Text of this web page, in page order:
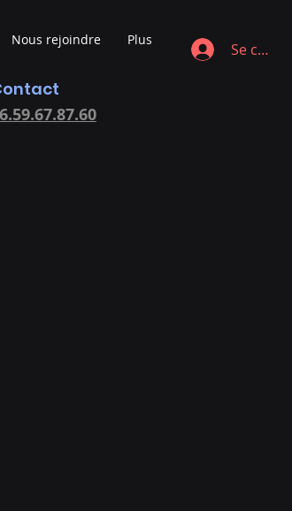
Nous rejoindre Plus
Se